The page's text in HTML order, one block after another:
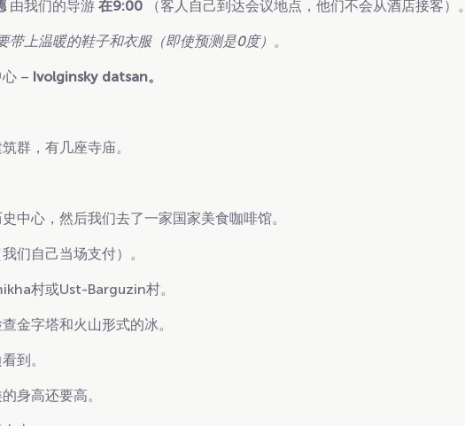
由我们的导游 在9:00 （客人自己到达会议地点，他们不会从酒店接客）。
带上温暖的鞋子和衣服（即使预测是0度）。
– Ivolginsky datsan。
群，有几座寺庙。
中心，然后我们去了一家国家美食咖啡馆。
们自己当场支付）。
村或Ust-Barguzin村。
金字塔和火山形式的冰。
到。
身高还要高。